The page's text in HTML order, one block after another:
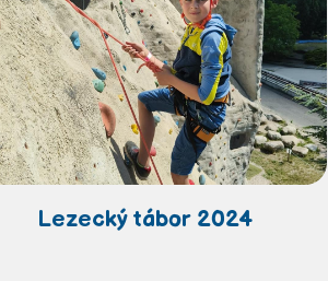
Lezecký tábor 2024